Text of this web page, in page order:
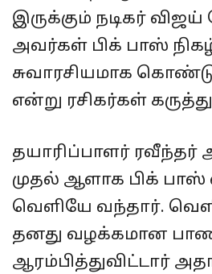
இருக்கும் நடிகர் விஜய்
அவர்கள் பிக் பாஸ்
சுவாரசியமாக
என்று ரசிகர்கள்
தயாரிப்பாளர்
முதல் ஆளாக பிக் பாஸ்
வெளியே வந்தார்.
தனது வழக்கமான
ஆரம்பித்துவிட்டார்